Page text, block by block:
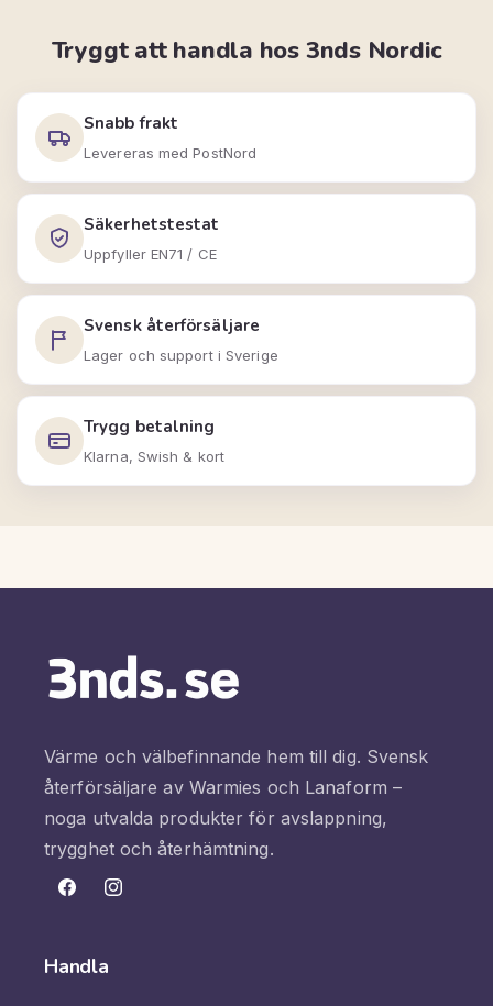
Tryggt att handla hos 3nds Nordic
Snabb frakt
Levereras med PostNord
Säkerhetstestat
Uppfyller EN71 / CE
Svensk återförsäljare
Lager och support i Sverige
Trygg betalning
Klarna, Swish & kort
Värme och välbefinnande hem till dig. Svensk
återförsäljare av Warmies och Lanaform –
noga utvalda produkter för avslappning,
trygghet och återhämtning.
FacebookInstagram
Handla